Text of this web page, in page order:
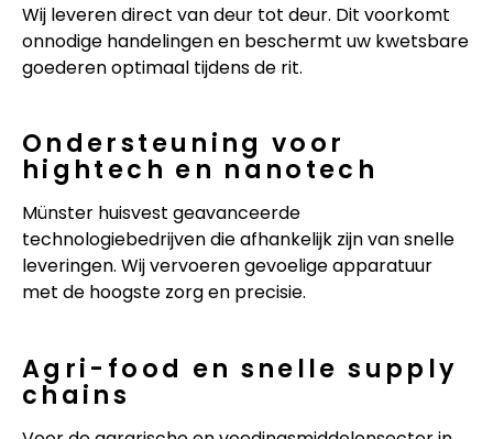
Wij leveren direct van deur tot deur. Dit voorkomt
onnodige handelingen en beschermt uw kwetsbare
goederen optimaal tijdens de rit.
Ondersteuning voor
hightech en nanotech
Münster huisvest geavanceerde
technologiebedrijven die afhankelijk zijn van snelle
leveringen. Wij vervoeren gevoelige apparatuur
met de hoogste zorg en precisie.
Agri-food en snelle supply
chains